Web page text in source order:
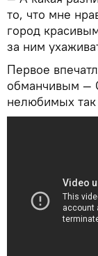
то, что мне
город
за ним
Первое
обманчивым —
нелюбимых